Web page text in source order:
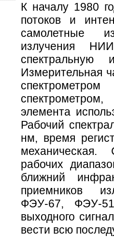
К началу 1980
потоков и
самолетные
излучения
спектральную
Измерительная
элемента
Рабочий
нм, время
рабочих
ближний
приемников
ФЭУ-67,
выходного
вести всю